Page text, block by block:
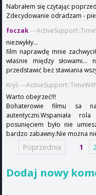
Nabrałem się czytając
Zdecydowanie odradzam -
foczak---
niezwykły...
film naprawdę mnie
właśnie między
przedstawić bez stawiania
Kryś ---
Warto obejrzeć!!!
Bohaterowie filmu sa
autentyczni.Wspaniała
posunięciem było nie
bardzo zabawny.Nie można
Poprzednia 1 2
Dodaj nowy